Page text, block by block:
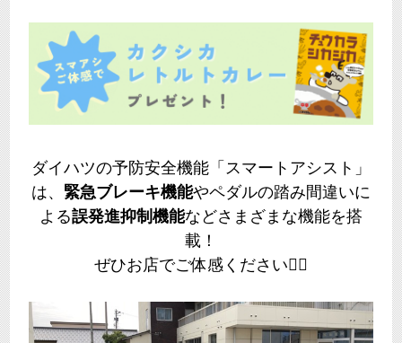
ダイハツの予防安全機能「スマートアシスト」
は、 緊急ブレーキ機能やペダルの踏み間違いに
よる誤発進抑制機能などさまざまな機能を搭
載！
ぜひお店でご体感ください💁‍♀️